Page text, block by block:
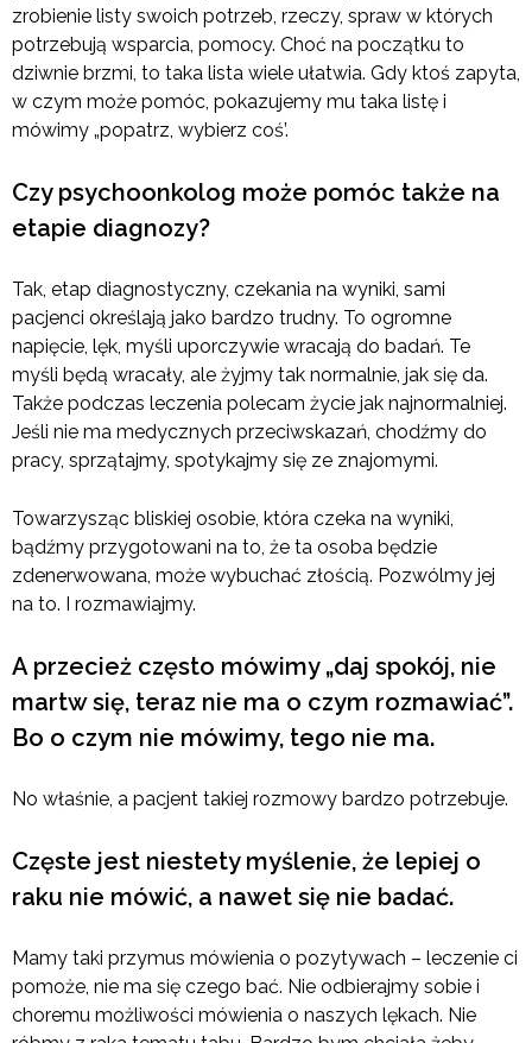
zrobienie listy swoich potrzeb, rzeczy, spraw w których
potrzebują wsparcia, pomocy. Choć na początku to
dziwnie brzmi, to taka lista wiele ułatwia. Gdy ktoś zapyta,
w czym może pomóc, pokazujemy mu taka listę i
mówimy „popatrz, wybierz coś’.
Czy psychoonkolog może pomóc także na
etapie diagnozy?
Tak, etap diagnostyczny, czekania na wyniki, sami
pacjenci określają jako bardzo trudny. To ogromne
napięcie, lęk, myśli uporczywie wracają do badań. Te
myśli będą wracały, ale żyjmy tak normalnie, jak się da.
Także podczas leczenia polecam życie jak najnormalniej.
Jeśli nie ma medycznych przeciwskazań, chodźmy do
pracy, sprzątajmy, spotykajmy się ze znajomymi.
Towarzysząc bliskiej osobie, która czeka na wyniki,
bądźmy przygotowani na to, że ta osoba będzie
zdenerwowana, może wybuchać złością. Pozwólmy jej
na to. I rozmawiajmy.
A przecież często mówimy „daj spokój, nie
martw się, teraz nie ma o czym rozmawiać”.
Bo o czym nie mówimy, tego nie ma.
No właśnie, a pacjent takiej rozmowy bardzo potrzebuje.
Częste jest niestety myślenie, że lepiej o
raku nie mówić, a nawet się nie badać.
Mamy taki przymus mówienia o pozytywach – leczenie ci
pomoże, nie ma się czego bać. Nie odbierajmy sobie i
choremu możliwości mówienia o naszych lękach. Nie